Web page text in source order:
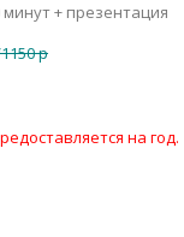
+ презентация
р
на год.